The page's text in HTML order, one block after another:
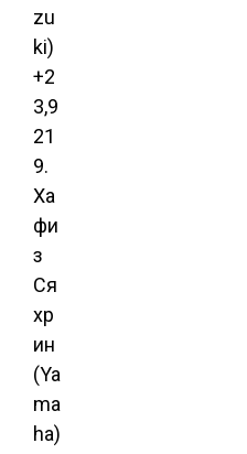
zu
ki)
+2
3,9
21
9.
Ха
фи
з
Ся
хр
ин
(Ya
ma
ha)